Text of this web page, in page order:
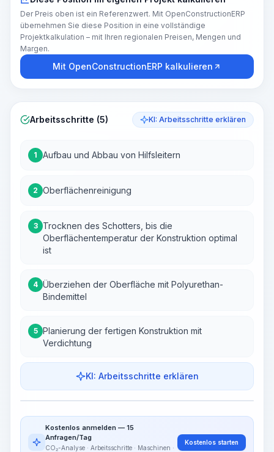
Der Preis oben ist ein Referenzwert. Mit OpenConstructionERP
übernehmen Sie diese Position in eine vollständige
Projektkalkulation – mit Ihren regionalen Preisen, Mengen und
Margen.
Mit OpenConstructionERP kalkulieren
Arbeitsschritte (5) KI: Arbeitsschritte erklären
1 Aufbau und Abbau von Hilfsleitern
2 Oberflächenreinigung
3
Trocknen des Schotters, bis die
Oberflächentemperatur der Konstruktion optimal
ist
4 Überziehen der Oberfläche mit Polyurethan-
Bindemittel
5 Planierung der fertigen Konstruktion mit
Verdichtung
KI: Arbeitsschritte erklären
Arbeitsschritte
~15-30 Sek.
Kostenlos anmelden — 15
Anfragen/Tag
CO₂-Analyse · Arbeitsschritte · Maschinen ·
Kostenlos starten